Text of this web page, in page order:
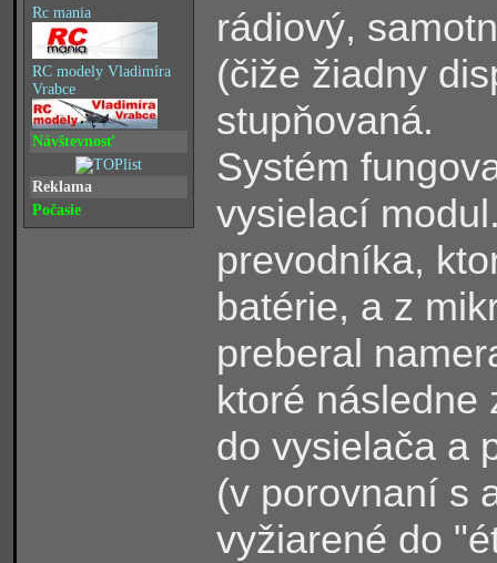
Rc mania
RC modely Vladimíra
Vrabce
Návštevnosť
Reklama
Počasie
rádiový,
(čiže žiadny
stupňovaná.
Systém
vysielací
prevodníka,
batérie, a z
preberal
ktoré následne
do vysielača a
(v porovnaní s
vyžiarené do